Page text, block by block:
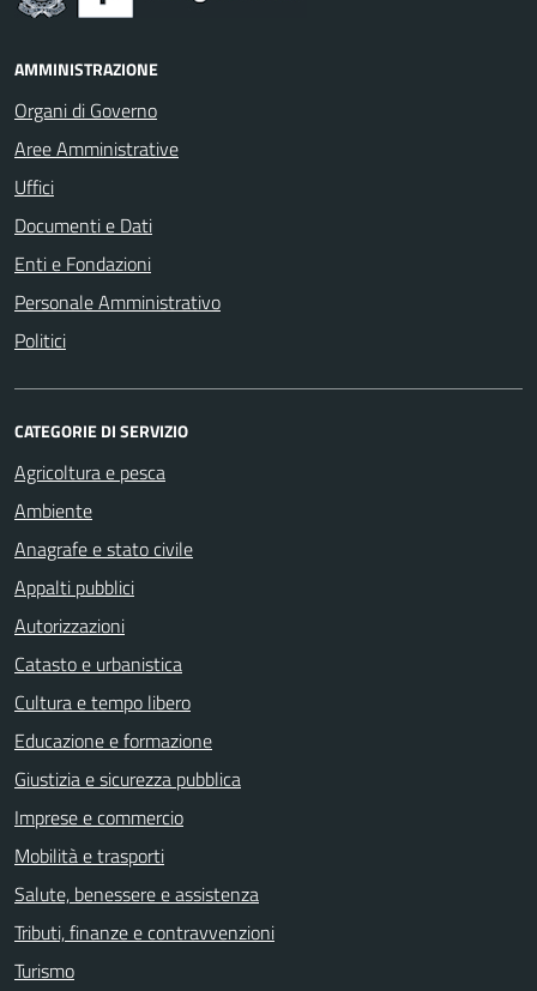
AMMINISTRAZIONE
Organi di Governo
Aree Amministrative
Uffici
Documenti e Dati
Enti e Fondazioni
Personale Amministrativo
Politici
CATEGORIE DI SERVIZIO
Agricoltura e pesca
Ambiente
Anagrafe e stato civile
Appalti pubblici
Autorizzazioni
Catasto e urbanistica
Cultura e tempo libero
Educazione e formazione
Giustizia e sicurezza pubblica
Imprese e commercio
Mobilità e trasporti
Salute, benessere e assistenza
Tributi, finanze e contravvenzioni
Turismo